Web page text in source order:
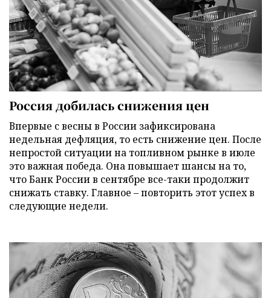
Россия добилась снижения цен
Впервые с весны в России зафиксирована
недельная дефляция, то есть снижение цен. После
непростой ситуации на топливном рынке в июле
это важная победа. Она повышает шансы на то,
что Банк России в сентябре все-таки продолжит
снижать ставку. Главное – повторить этот успех в
следующие недели.